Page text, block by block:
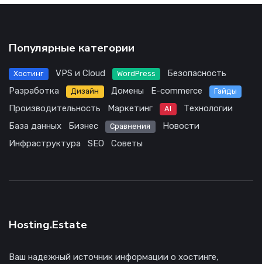
Популярные категории
Хостинг VPS и Cloud WordPress
Безопасность
Разработка
Дизайн Домены E-commerce Гайды
Производительность Маркетинг AI
Технологии
База данных
Бизнес Сравнения
Новости
Инфраструктура
SEO Советы
Hosting.Estate
Ваш надежный источник информации о хостинге,